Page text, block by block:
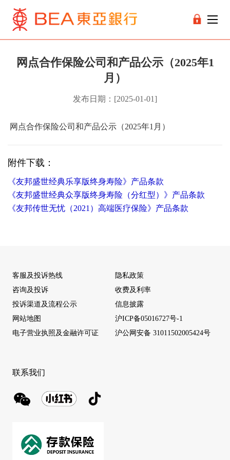
网点合作保险公司和产品公示（2025年1
月）
发布日期：[2025-01-01]
网点合作保险公司和产品公示（2025年1月）
附件下载：
《友邦盛世经典乐享版终身寿险》产品条款
《友邦盛世经典众享版终身寿险（分红型）》产品条款
《友邦传世无忧（2021）高端医疗保险》产品条款
客服及投诉热线
咨询及投诉
投诉渠道及流程公示
网站地图
电子营业执照及金融许可证
隐私政策
收费及利率
信息披露
沪ICP备05016727号-1
沪公网安备 31011502005424号
联系我们